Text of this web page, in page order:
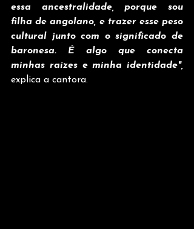
essa ancestralidade, porque sou
filha de angolano, e trazer esse peso
cultural junto com o significado de
baronesa. É algo que conecta
explica a cantora.